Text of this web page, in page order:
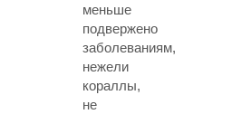
меньше
подвержено
заболеваниям,
нежели
кораллы,
не